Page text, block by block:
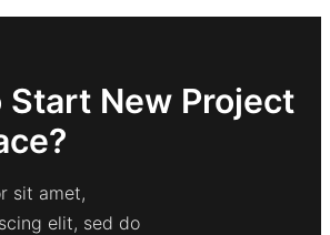
Start New Project
sit amet,
elit, sed do